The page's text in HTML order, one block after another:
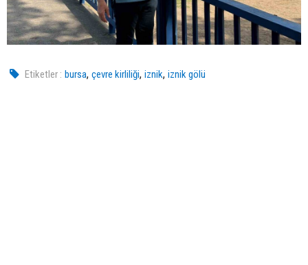
Etiketler : bursa,çevre kirliliği,iznik,iznik gölü